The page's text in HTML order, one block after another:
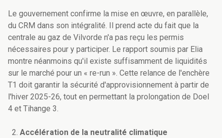
Le gouvernement confirme la mise en œuvre, en parallèle,
du CRM dans son intégralité. Il prend acte du fait que la
centrale au gaz de Vilvorde n'a pas reçu les permis
nécessaires pour y participer. Le rapport soumis par Elia
montre néanmoins qu'il existe suffisamment de liquidités
sur le marché pour un « re-run ». Cette relance de l'enchère
T1 doit garantir la sécurité d'approvisionnement à partir de
l'hiver 2025-26, tout en permettant la prolongation de Doel
4 et Tihange 3.
Accélération de la neutralité climatique